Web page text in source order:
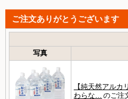
ご注文ありがとうございます